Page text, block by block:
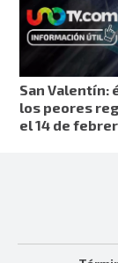
San Valentín:
los peores
el 14 de